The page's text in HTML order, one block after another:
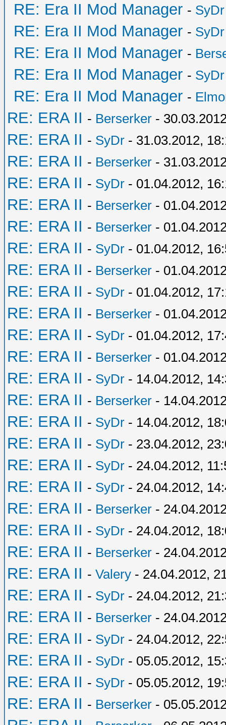
RE: Era II Mod Manager - SyDr
RE: Era II Mod Manager - SyDr
RE: Era II Mod Manager -
RE: Era II Mod Manager - SyDr
RE: Era II Mod Manager -
RE: ERA II - Berserker -
RE: ERA II - SyDr - 31.03.2012,
RE: ERA II - Berserker -
RE: ERA II - SyDr - 01.04.2012,
RE: ERA II - Berserker -
RE: ERA II - Berserker -
RE: ERA II - SyDr - 01.04.2012,
RE: ERA II - Berserker -
RE: ERA II - SyDr - 01.04.2012,
RE: ERA II - Berserker -
RE: ERA II - SyDr - 01.04.2012,
RE: ERA II - Berserker -
RE: ERA II - SyDr - 14.04.2012,
RE: ERA II - Berserker -
RE: ERA II - SyDr - 14.04.2012,
RE: ERA II - SyDr - 23.04.2012,
RE: ERA II - SyDr - 24.04.2012,
RE: ERA II - SyDr - 24.04.2012,
RE: ERA II - Berserker -
RE: ERA II - SyDr - 24.04.2012,
RE: ERA II - Berserker -
RE: ERA II - Valery - 24.04.2012,
RE: ERA II - SyDr - 24.04.2012,
RE: ERA II - Berserker -
RE: ERA II - SyDr - 24.04.2012,
RE: ERA II - SyDr - 05.05.2012,
RE: ERA II - SyDr - 05.05.2012,
RE: ERA II - Berserker -